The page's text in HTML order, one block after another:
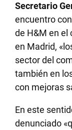
Secretario
encuentro
de H&M en el
en Madrid,
sector del
también en
con mejoras
En este
denunciado